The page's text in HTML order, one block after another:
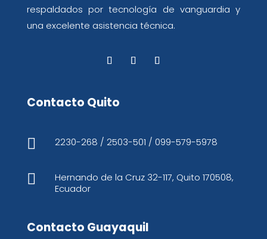
respaldados por tecnología de vanguardia y
una excelente asistencia técnica.
Contacto Quito
 2230-268 / 2503-501 / 099-579-5978

Hernando de la Cruz 32-117, Quito 170508,
Ecuador
Contacto Guayaquil